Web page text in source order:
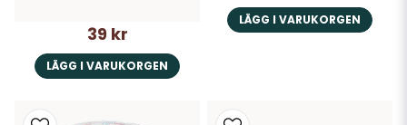
39 kr
LÄGG I VARUKORGEN
LÄGG I VARUKORGEN